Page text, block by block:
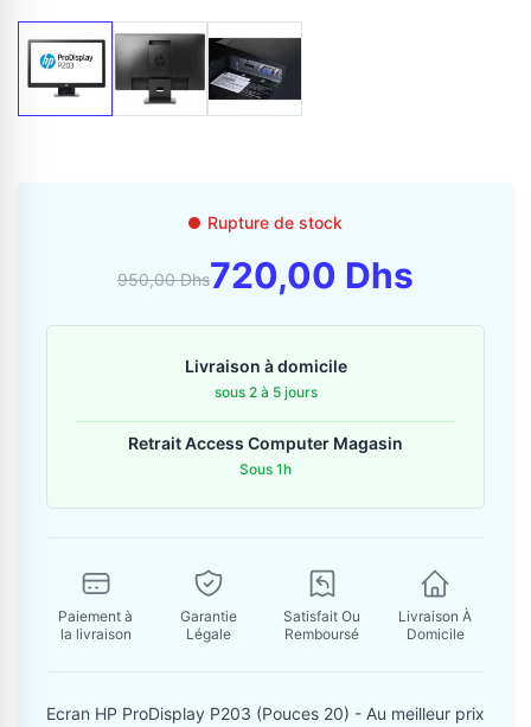
06 36 88 27 81
Envoyer un message
Rupture de stock
950,00 Dhs720,00 Dhs
Livraison à domicile
sous 2 à 5 jours
Retrait Access Computer Magasin
Sous 1h
Paiement à
la livraison
Garantie
Légale
Satisfait Ou
Remboursé
Livraison À
Domicile
Ecran HP ProDisplay P203 (Pouces 20) - Au meilleur prix